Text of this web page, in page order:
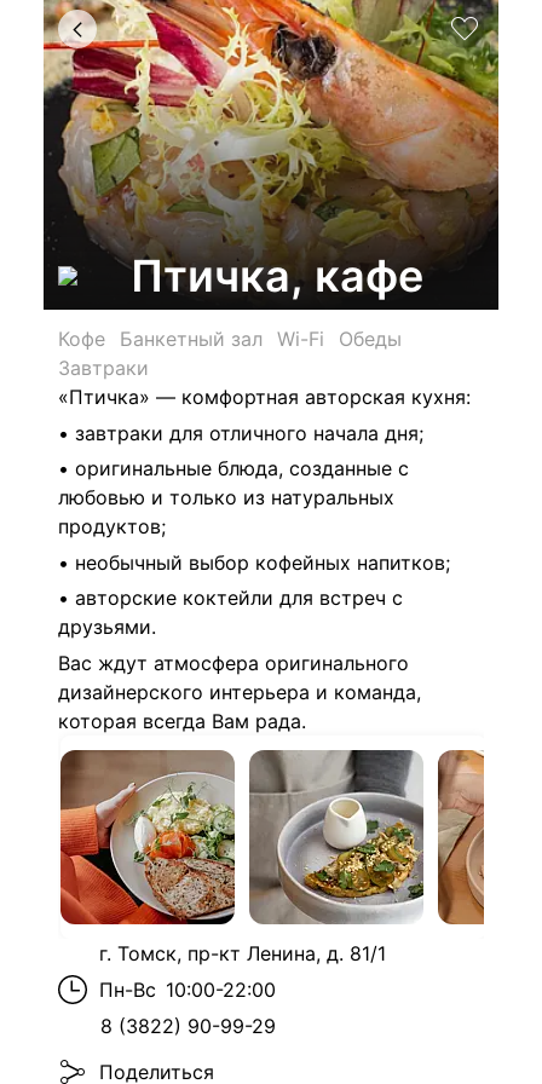
Птичка, кафе
Кофе Банкетный зал Wi-Fi
Обеды
Завтраки
«Птичка» — комфортная авторская кухня:
• завтраки для отличного начала дня;
• оригинальные блюда, созданные с
любовью и только из натуральных
продуктов;
• необычный выбор кофейных напитков;
• авторские коктейли для встреч с
друзьями.
Вас ждут атмосфера оригинального
дизайнерского интерьера и команда,
которая всегда Вам рада.
г. Томск, пр-кт Ленина, д. 81/1
Пн-Вс 10:00-22:00
8 (3822) 90-99-29
Поделиться